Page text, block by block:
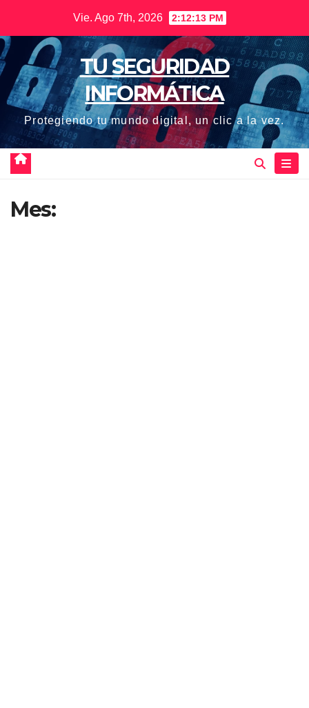
contenido
Vie. Ago 7th, 2026 2:12:14 PM
TU SEGURIDAD
INFORMÁTICA
Protegiendo tu mundo digital, un clic a la vez.
Mes: